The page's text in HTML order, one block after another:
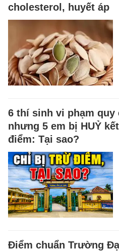
cholesterol, huyết áp
6 thí sinh vi phạm quy
nhưng 5 em bị HUỶ
điểm: Tại sao?
Điểm chuẩn Trường